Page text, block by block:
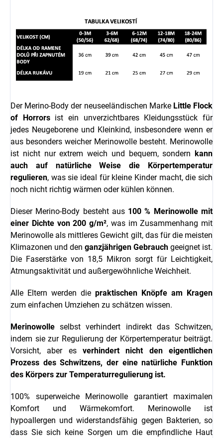
Der Merino-Body der neuseeländischen Marke Little Flock
of Horrors ist ein unverzichtbares Kleidungsstück für
jedes Neugeborene und Kleinkind, insbesondere wenn er
aus besonders weicher Merinowolle besteht. Merinowolle
ist nicht nur extrem weich und bequem, sondern kann
auch auf natürliche Weise die Körpertemperatur
regulieren, was sie ideal für kleine Kinder macht, die sich
noch nicht richtig wärmen oder kühlen können.
Dieser Merino-Body besteht aus 100 % Merinowolle mit
einer Dichte von 200 g/m², was im Zusammenhang mit
Merinowolle als mittleres Gewicht gilt, das für die meisten
Klimazonen und den ganzjährigen Gebrauch geeignet ist.
Die Faserstärke von 18,5 Mikron sorgt für Leichtigkeit,
Atmungsaktivität und außergewöhnliche Weichheit.
Alle Eltern werden die praktischen Knöpfe am Kragen
zum einfachen Umziehen zu schätzen wissen.
Merinowolle selbst verhindert indirekt das Schwitzen,
indem sie zur Regulierung der Körpertemperatur beiträgt.
Vorsicht, aber es verhindert nicht den eigentlichen
Prozess des Schwitzens, der eine natürliche Funktion
des Körpers zur Temperaturregulierung ist.
100% superweiche Merinowolle garantiert maximalen
Komfort und Wärmekomfort. Merinowolle ist
hypoallergen und widerstandsfähig gegen Bakterien, so
dass Sie sich keine Sorgen um die empfindliche Haut